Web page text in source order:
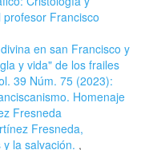
Francisco
en san Francisco y
y vida" de los frailes
39 Núm. 75 (2023):
Homenaje
Fresneda
Fresneda,
la salvación. ,